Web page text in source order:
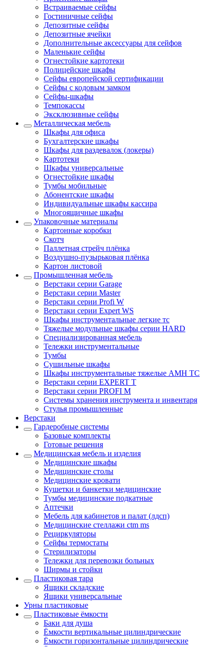
Встраиваемые сейфы
Гостиничные сейфы
Депозитные сейфы
Депозитные ячейки
Дополнительные аксессуары для сейфов
Маленькие сейфы
Огнестойкие картотеки
Полицейские шкафы
Сейфы европейской сертификации
Сейфы с кодовым замком
Сейфы-шкафы
Темпокассы
Эксклюзивные сейфы
Металлическая мебель
Шкафы для офиса
Бухгалтерские шкафы
Шкафы для раздевалок (локеры)
Картотеки
Шкафы универсальные
Огнестойкие шкафы
Тумбы мобильные
Абонентские шкафы
Индивидуальные шкафы кассира
Многоящичные шкафы
Упаковочные материалы
Картонные коробки
Скотч
Паллетная стрейч плёнка
Воздушно-пузырьковая плёнка
Картон листовой
Промышленная мебель
Верстаки серии Garage
Верстаки серии Master
Верстаки серии Profi W
Верстаки серии Expert WS
Шкафы инструментальные легкие тс
Тяжелые модульные шкафы серии HARD
Cпециализированная мебель
Тележки инструментальные
Тумбы
Cушильные шкафы
Шкафы инструментальные тяжелые AMH TC
Верстаки серии EXPERT T
Верстаки серии PROFI M
Системы хранения инструмента и инвентаря
Стулья промышленные
Верстаки
Гардеробные системы
Базовые комплекты
Готовые решения
Медицинская мебель и изделия
Медицинские шкафы
Медицинские столы
Медицинские кровати
Кушетки и банкетки медицинские
Тумбы медицинские подкатные
Аптечки
Мебель для кабинетов и палат (лдсп)
Медицинские стеллажи ctm ms
Рециркуляторы
Сейфы термостаты
Стерилизаторы
Тележки для перевозки больных
Ширмы и стойки
Пластиковая тара
Ящики складские
Ящики универсальные
Урны пластиковые
Пластиковые ёмкости
Баки для душа
Ёмкости вертикальные цилиндрические
Ёмкости горизонтальные цилиндрические